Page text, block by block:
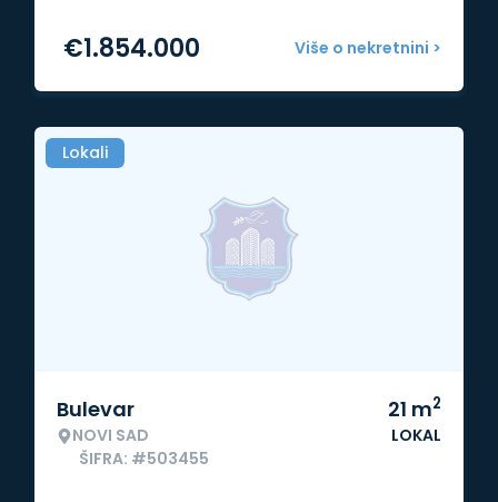
Više o nekretnini >
€1.854.000
Lokali
Bulevar
NOVI SAD
ŠIFRA: #503455
21 m2
LOKAL